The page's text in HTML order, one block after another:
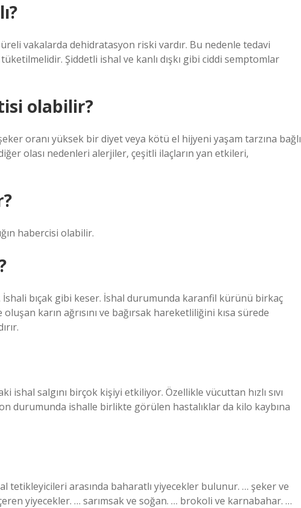
vakalarda dehidratasyon riski vardır. Bu nedenle tedavi
Şiddetli ishal ve kanlı dışkı gibi ciddi semptomlar
olabilir?
oranı yüksek bir diyet veya kötü el hijyeni yaşam tarzına bağlı
olası nedenleri alerjiler, çeşitli ilaçların yan etkileri,
habercisi olabilir.
bıçak gibi keser. İshal durumunda karanfil kürünü birkaç
karın ağrısını ve bağırsak hareketliliğini kısa sürede
ishal salgını birçok kişiyi etkiliyor. Özellikle vücuttan hızlı sıvı
durumunda ishalle birlikte görülen hastalıklar da kilo kaybına
tetikleyicileri arasında baharatlı yiyecekler bulunur. … şeker ve
yiyecekler. … sarımsak ve soğan. … brokoli ve karnabahar. …